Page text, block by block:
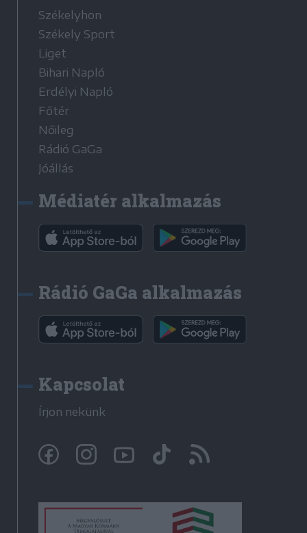
Székelyhon
Székely Sport
Liget
Bihari Napló
Erdélyi Napló
Főtér
Nőileg
Rádió GaGa
Jóállás
Médiatér alkalmazás
Rádió GaGa alkalmazás
Kapcsolat
Írjon nekünk